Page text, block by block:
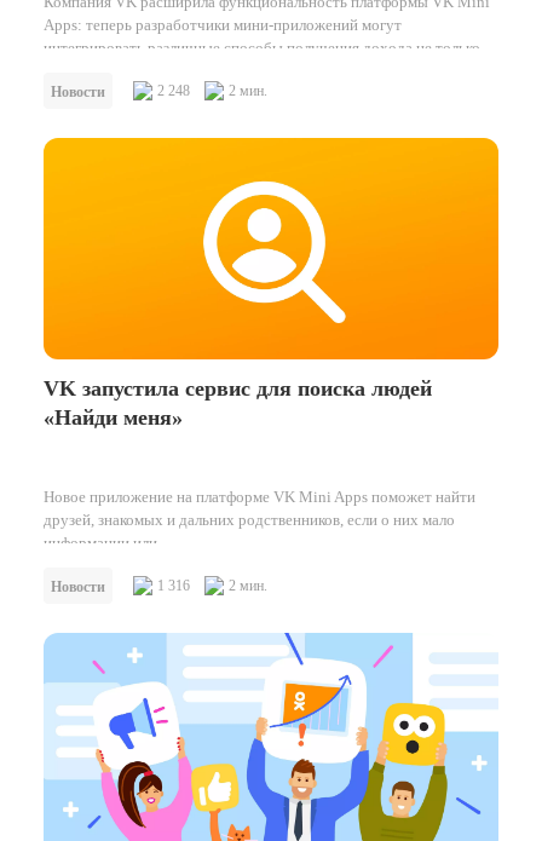
Apps: теперь разработчики мини-приложений могут
интегрировать различные способы получения дохода не только
Новости 2 248 2 мин.
VK запустила сервис для поиска людей
«Найди меня»
Новое приложение на платформе VK Mini Apps поможет найти
друзей, знакомых и дальних родственников, если о них мало
информации или…
Новости 1 316 2 мин.